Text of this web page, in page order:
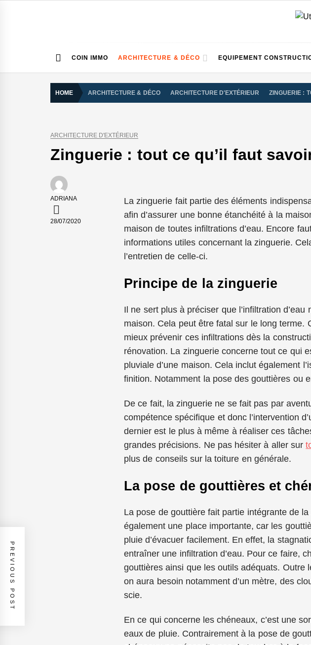
COIN IMMO ARCHITECTURE & DÉCO EQUIPEMENT
HOME ARCHITECTURE & DÉCO ARCHITECTURE D'EXTÉRIEUR ZINGUERIE :
ARCHITECTURE D'EXTÉRIEUR
Zinguerie : tout ce qu’il faut
ADRIANA
28/07/2020
La zinguerie fait partie des éléments
afin d’assurer une bonne étanchéité à la
maison de toutes infiltrations d’eau. Encore
informations utiles concernant la zinguerie.
l’entretien de celle-ci.
Principe de la zinguerie
Il ne sert plus à préciser que l’infiltration d’eau
maison. Cela peut être fatal sur le long terme.
mieux prévenir ces infiltrations dès la
rénovation. La zinguerie concerne tout ce qui
pluviale d’une maison. Cela inclut également
finition. Notamment la pose des gouttières ou
De ce fait, la zinguerie ne se fait pas par
compétence spécifique et donc l’intervention
dernier est le plus à même à réaliser ces
grandes précisions. Ne pas hésiter à aller sur
plus de conseils sur la toiture en générale.
La pose de gouttières et
La pose de gouttière fait partie intégrante de
également une place importante, car les
pluie d’évacuer facilement. En effet, la
entraîner une infiltration d’eau. Pour ce faire,
gouttières ainsi que les outils adéquats. Outre
on aura besoin notamment d’un mètre, des
scie.
En ce qui concerne les chéneaux, c’est une
eaux de pluie. Contrairement à la pose de
PREVIOUS POST